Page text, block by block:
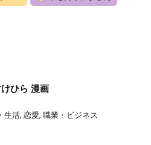
ひら 漫画
生活, 恋愛, 職業・ビジネス